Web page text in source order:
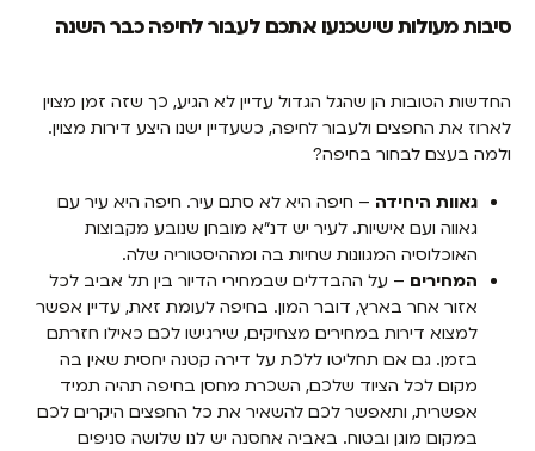
סיבות מעולות שישכנעו אתכם לעבור לחיפה כבר השנה
החדשות הטובות הן שהגל הגדול עדיין לא הגיע, כך שזה זמן מצוין
לארוז את החפצים ולעבור לחיפה, כשעדיין ישנו היצע דירות מצוין.
ולמה בעצם לבחור בחיפה?
גאוות היחידה – חיפה היא לא סתם עיר. חיפה היא עיר עם
גאווה ועם אישיות. לעיר יש דנ"א מובחן שנובע מקבוצות
האוכלוסיה המגוונות שחיות בה ומההיסטוריה שלה.
המחירים – על ההבדלים שבמחירי הדיור בין תל אביב לכל
אזור אחר בארץ, דובר המון. בחיפה לעומת זאת, עדיין אפשר
למצוא דירות במחירים מצחיקים, שירגישו לכם כאילו חזרתם
בזמן. גם אם תחליטו ללכת על דירה קטנה יחסית שאין בה
מקום לכל הציוד שלכם, השכרת מחסן בחיפה תהיה תמיד
אפשרית, ותאפשר לכם להשאיר את כל החפצים היקרים לכם
במקום מוגן ובטוח. באביה אחסנה יש לנו שלושה סניפים